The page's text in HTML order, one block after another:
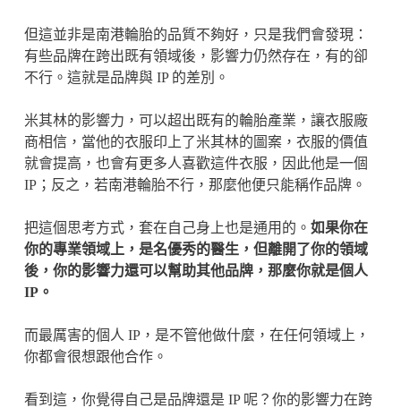
但這並非是南港輪胎的品質不夠好，只是我們會發現：
有些品牌在跨出既有領域後，影響力仍然存在，有的卻
不行。這就是品牌與 IP 的差別。
米其林的影響力，可以超出既有的輪胎產業，讓衣服廠
商相信，當他的衣服印上了米其林的圖案，衣服的價值
就會提高，也會有更多人喜歡這件衣服，因此他是一個
IP；反之，若南港輪胎不行，那麼他便只能稱作品牌。
把這個思考方式，套在自己身上也是通用的。 如果你在
你的專業領域上，是名優秀的醫生，但離開了你的領域
後，你的影響力還可以幫助其他品牌，那麼你就是個人
IP。
而最厲害的個人 IP，是不管他做什麼，在任何領域上，
你都會很想跟他合作。
看到這，你覺得自己是品牌還是 IP 呢？你的影響力在跨